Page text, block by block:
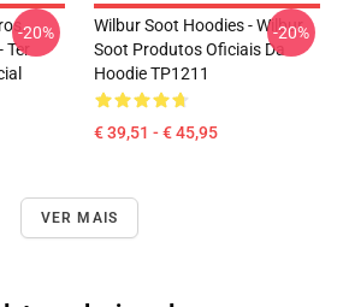
-20%
Wilbur Soot Hoodies - Wilbur
Soot Produtos Oficiais Da
Hoodie TP1211
€ 39,51 - € 45,95
-20%
VER MAIS